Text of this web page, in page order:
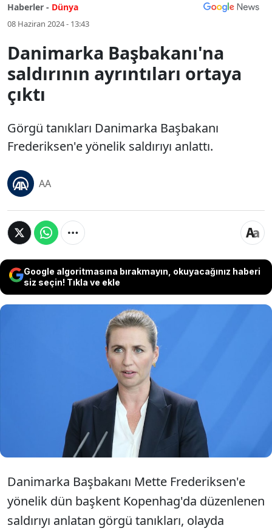
Haberler - Dünya
08 Haziran 2024 - 13:43
Danimarka Başbakanı'na
saldırının ayrıntıları ortaya
çıktı
Görgü tanıkları Danimarka Başbakanı
Frederiksen'e yönelik saldırıyı anlattı.
AA
Google algoritmasına bırakmayın, okuyacağınız haberi
siz seçin! Tıkla ve ekle
Görgü tanıkları Danimarka
Başbakanı Frederiksen'e yönelik
saldırıyı anlattı.
Danimarka Başbakanı Mette Frederiksen'e
yönelik dün başkent Kopenhag'da düzenlenen
saldırıyı anlatan görgü tanıkları, olayda